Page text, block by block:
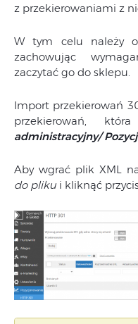
z przekierowaniami z
W tym celu należy
zachowując
zaczytać go do sklepu.
Import przekierowań
przekierowań,
administracyjny/
Aby wgrać plik XML
do pliku i kliknąć